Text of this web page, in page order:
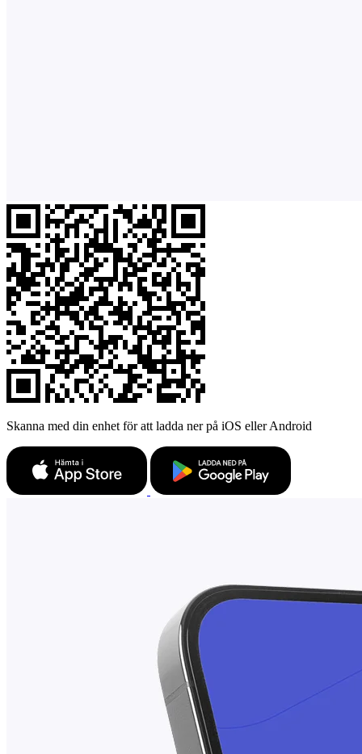
Skanna med din enhet för att ladda ner på iOS eller Android